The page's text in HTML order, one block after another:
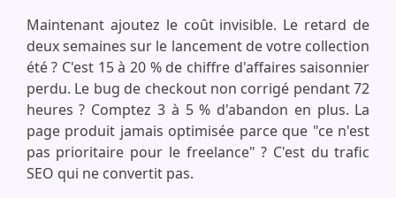
Maintenant ajoutez le coût invisible. Le retard de
deux semaines sur le lancement de votre collection
été ? C'est 15 à 20 % de chiffre d'affaires saisonnier
perdu. Le bug de checkout non corrigé pendant 72
heures ? Comptez 3 à 5 % d'abandon en plus. La
page produit jamais optimisée parce que "ce n'est
pas prioritaire pour le freelance" ? C'est du trafic
SEO qui ne convertit pas.